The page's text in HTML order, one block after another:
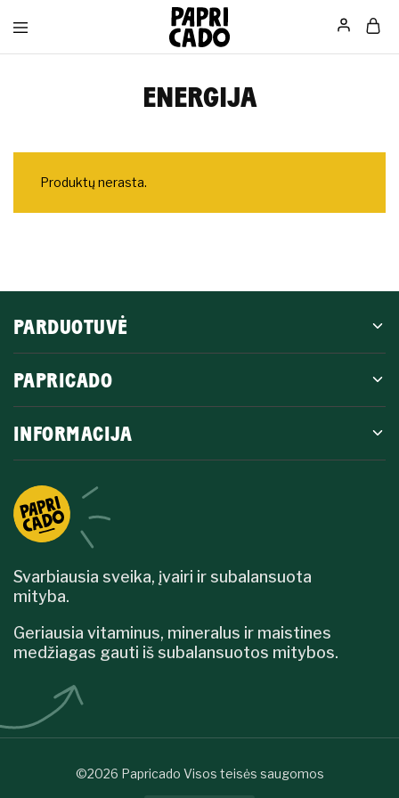
Papricado
ENERGIJA
Produktų nerasta.
PARDUOTUVĖ
PAPRICADO
INFORMACIJA
Svarbiausia sveika, įvairi ir subalansuota
mityba.
Geriausia vitaminus, mineralus ir maistines
medžiagas gauti iš subalansuotos mitybos.
©2026 Papricado Visos teisės saugomos